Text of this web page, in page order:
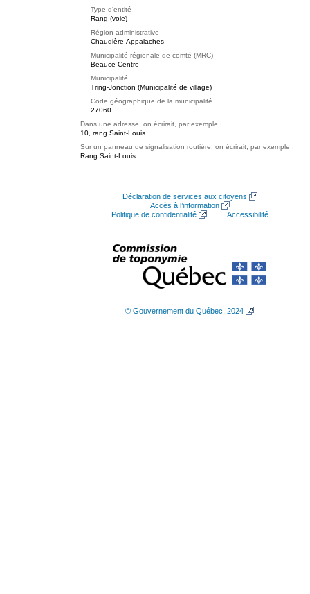
Type d'entité
Rang (voie)
Région administrative
Chaudière-Appalaches
Municipalité régionale de comté (MRC)
Beauce-Centre
Municipalité
Tring-Jonction (Municipalité de village)
Code géographique de la municipalité
27060
Dans une adresse, on écrirait, par exemple :
10, rang Saint-Louis
Sur un panneau de signalisation routière, on écrirait, par exemple :
Rang Saint-Louis
Déclaration de services aux citoyens
Accès à l’information
Politique de confidentialité
Accessibilité
© Gouvernement du Québec, 2024